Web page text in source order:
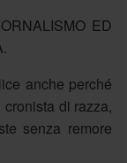
ED
anche perché
di razza,
senza remore